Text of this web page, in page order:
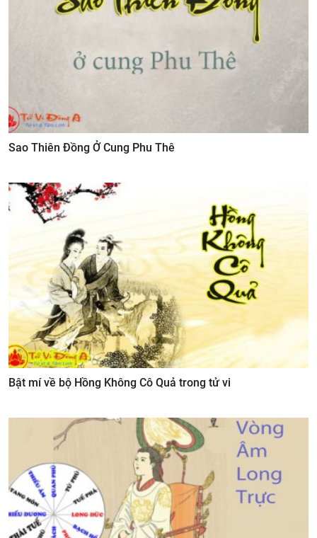
Sao Thiên Đồng Ở Cung Phu Thê
Bật mí về bộ Hồng Không Cô Quả trong tử vi